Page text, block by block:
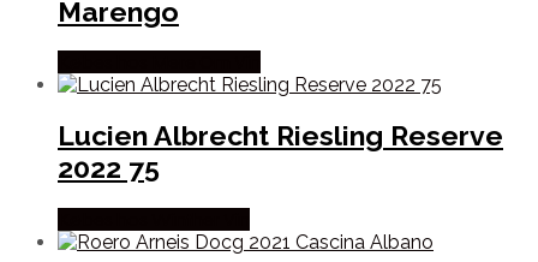
Marengo
Lucien Albrecht Riesling Reserve
2022 75